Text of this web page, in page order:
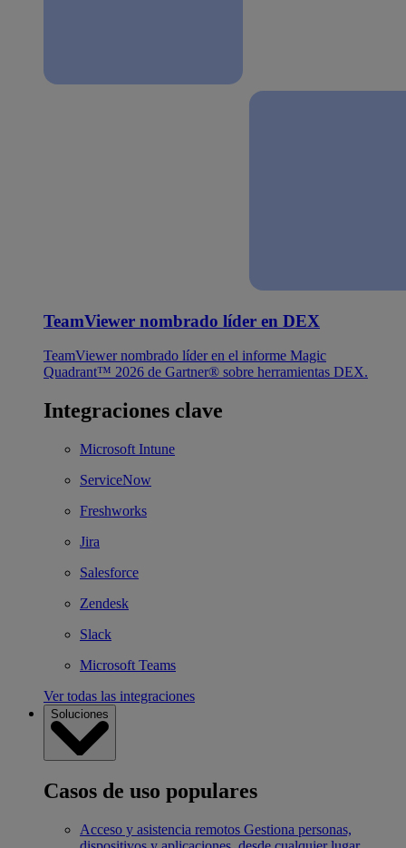
TeamViewer nombrado líder en DEX
TeamViewer nombrado líder en el informe Magic
Quadrant™ 2026 de Gartner® sobre herramientas DEX.
Integraciones clave
Microsoft Intune
ServiceNow
Freshworks
Jira
Salesforce
Zendesk
Slack
Microsoft Teams
Ver todas las integraciones
Soluciones
Casos de uso populares
Acceso y asistencia remotos Gestiona personas,